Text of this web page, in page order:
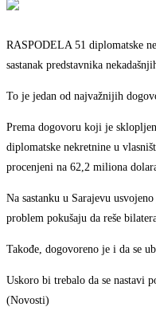
RASPODELA 51 diplomatske
sastanak predstavnika
To je jedan od najvažnijih
Prema dogovoru koji je
diplomatske nekretnine u
procenjeni na 62,2 miliona
Na sastanku u Sarajevu
problem pokušaju da reše
Takođe, dogovoreno je i da se
Uskoro bi trebalo da se nastavi
(Novosti)